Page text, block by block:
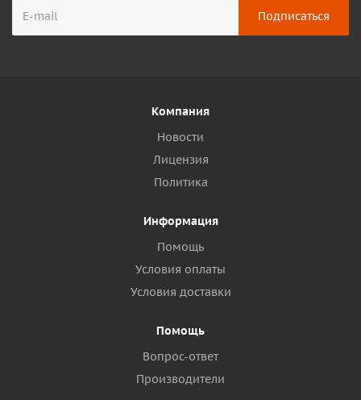
Компания
Новости
Лицензия
Политика
Информация
Помощь
Условия оплаты
Условия доставки
Помощь
Вопрос-ответ
Производители